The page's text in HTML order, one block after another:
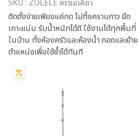
SKU : ZOLELE ตะขอเดี่ยว
ติดตั้งง่ายเพียงแค่กด ไม่ทิ้งคราบกาว ยึด
เกาะแน่น รับน้ำหนักได้ดี ใช้งานได้ทุกพื้นที่
ในบ้าน ทั้งห้องครัวและห้องน้ำ ถอดและย้าย
ตำแหน่งเพื่อใช้ซ้ำได้ทันที